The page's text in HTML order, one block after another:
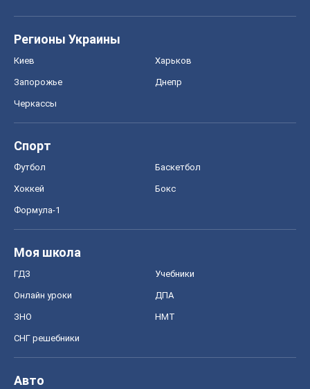
Регионы Украины
Киев Харьков
Запорожье Днепр
Черкассы
Спорт
Футбол Баскетбол
Хоккей Бокс
Формула-1
Моя школа
ГДЗ Учебники
Онлайн уроки ДПА
ЗНО НМТ
СНГ решебники
Авто